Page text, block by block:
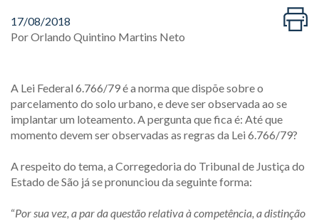
17/08/2018
PorOrlando Quintino Martins Neto
A Lei Federal 6.766/79 é a norma que dispõe sobre o
parcelamento do solo urbano, e deve ser observada ao se
implantar um loteamento. A pergunta que fica é: Até que
momento devem ser observadas as regras da Lei 6.766/79?
A respeito do tema, a Corregedoria do Tribunal de Justiça do
Estado de São já se pronunciou da seguinte forma:
“Por sua vez, a par da questão relativa à competência, a distinção